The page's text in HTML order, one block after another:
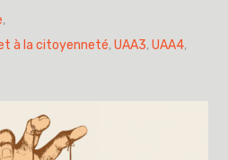
,
à la citoyenneté,UAA3,UAA4,